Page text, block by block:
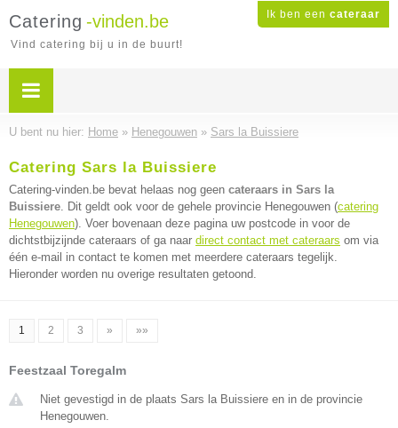
Ik ben een cateraar
Catering -vinden.be
Vind catering bij u in de buurt!
U bent nu hier: Home » Henegouwen » Sars la Buissiere
Catering Sars la Buissiere
Catering-vinden.be bevat helaas nog geen cateraars in Sars la
Buissiere. Dit geldt ook voor de gehele provincie Henegouwen (catering
Henegouwen). Voer bovenaan deze pagina uw postcode in voor de
dichtstbijzijnde cateraars of ga naar direct contact met cateraars om via
één e-mail in contact te komen met meerdere cateraars tegelijk.
Hieronder worden nu overige resultaten getoond.
1 2 3 » »»
Feestzaal Toregalm
Niet gevestigd in de plaats Sars la Buissiere en in de provincie
Henegouwen.